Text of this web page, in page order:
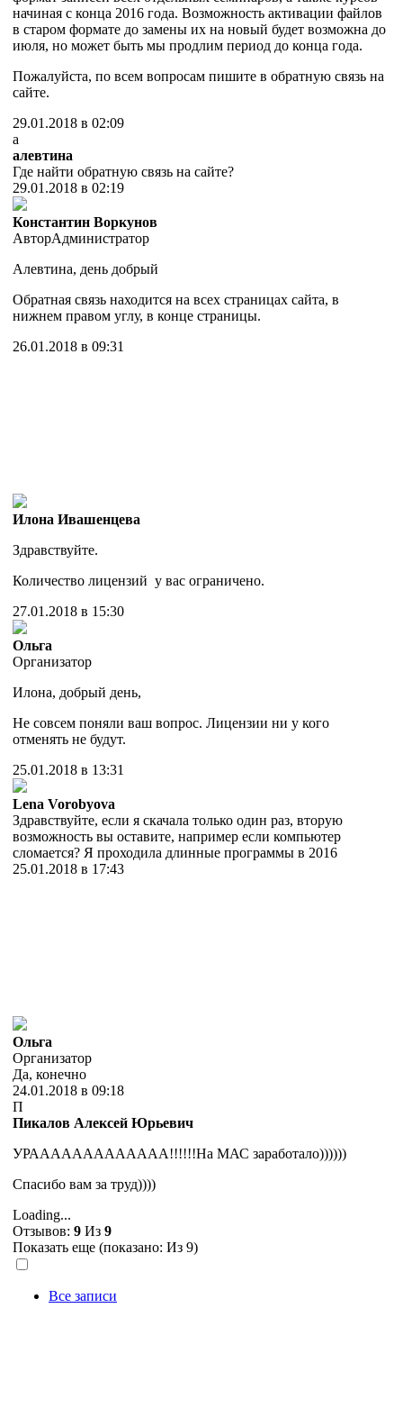
начиная с конца 2016 года. Возможность активации файлов
в старом формате до замены их на новый будет возможна до
июля, но может быть мы продлим период до конца года.
Пожалуйста, по всем вопросам пишите в обратную связь на
сайте.
29.01.2018 в 02:09
а
алевтина
Где найти обратную связь на сайте?
29.01.2018 в 02:19
Константин Воркунов
АвторАдминистратор
Алевтина, день добрый
Обратная связь находится на всех страницах сайта, в
нижнем правом углу, в конце страницы.
26.01.2018 в 09:31
Илона Ивашенцева
Здравствуйте.
Количество лицензий у вас ограничено.
27.01.2018 в 15:30
Ольга
Организатор
Илона, добрый день,
Не совсем поняли ваш вопрос. Лицензии ни у кого
отменять не будут.
25.01.2018 в 13:31
Lena Vorobyova
Здравствуйте, если я скачала только один раз, вторую
возможность вы оставите, например если компьютер
сломается? Я проходила длинные программы в 2016
25.01.2018 в 17:43
Ольга
Организатор
Да, конечно
24.01.2018 в 09:18
П
Пикалов Алексей Юрьевич
УРААААААААААААА!!!!!!На МАС заработало))))))
Спасибо вам за труд))))
Loading...
Отзывов: 9 Из 9
Показать еще (показано: Из 9)
Все записи